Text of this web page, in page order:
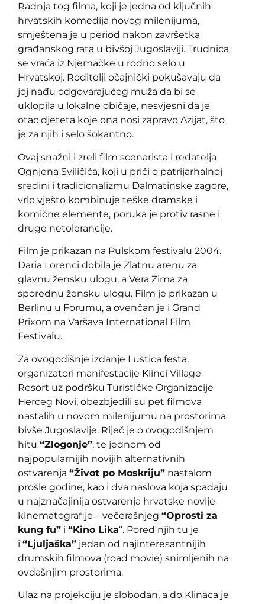
Radnja tog filma, koji je jedna od ključnih
hrvatskih komedija novog milenijuma,
smještena je u period nakon završetka
građanskog rata u bivšoj Jugoslaviji. Trudnica
se vraća iz Njemačke u rodno selo u
Hrvatskoj. Roditelji očajnički pokušavaju da
joj nađu odgovarajućeg muža da bi se
uklopila u lokalne običaje, nesvjesni da je
otac djeteta koje ona nosi zapravo Azijat, što
je za njih i selo šokantno.
Ovaj snažni i zreli film scenarista i redatelja
Ognjena Sviličića, koji u priči o patrijarhalnoj
sredini i tradicionalizmu Dalmatinske zagore,
vrlo vješto kombinuje teške dramske i
komične elemente, poruka je protiv rasne i
druge netolerancije.
Film je prikazan na Pulskom festivalu 2004.
Daria Lorenci dobila je Zlatnu arenu za
glavnu žensku ulogu, a Vera Zima za
sporednu žensku ulogu. Film je prikazan u
Berlinu u Forumu, a ovenčan je i Grand
Prixom na Varšava International Film
Festivalu.
Za ovogodišnje izdanje Luštica festa,
organizatori manifestacije Klinci Village
Resort uz podršku Turističke Organizacije
Herceg Novi, obezbjedili su pet filmova
nastalih u novom milenijumu na prostorima
bivše Jugoslavije. Riječ je o ovogodišnjem
hitu “Zlogonje”, te jednom od
najpopularnijih novijih alternativnih
ostvarenja “Život po Moskriju” nastalom
prošle godine, kao i dva naslova koja spadaju
u najznačajinija ostvarenja hrvatske novije
kinematografije – večerašnjeg “Oprosti za
kung fu” i “Kino Lika“. Pored njih tu je
i “Ljuljaška” jedan od najinteresantnijih
drumskih filmova (road movie) snimljenih na
ovdašnjim prostorima.
Ulaz na projekciju je slobodan, a do Klinaca je